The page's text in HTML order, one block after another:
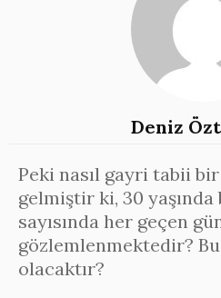
Deniz
Peki nasıl gayri tabii
gelmiştir ki, 30 yaşında
sayısında her geçen
gözlemlenmektedir? Bu
olacaktır?